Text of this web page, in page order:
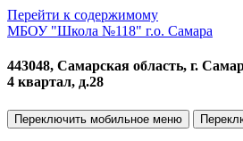
Перейти к содержимому
МБОУ "Школа №118" г.о. Самара
443048, Самарская область, г.
4 квартал, д.28
Переключить мобильное меню